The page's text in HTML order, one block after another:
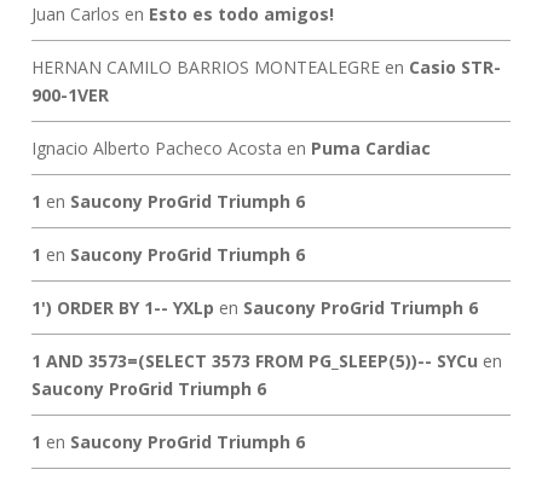
Juan Carlos en Esto es todo amigos!
HERNAN CAMILO BARRIOS MONTEALEGREen Casio STR-
900-1VER
Ignacio Alberto Pacheco Acosta en Puma Cardiac
1 en Saucony ProGrid Triumph 6
1 en Saucony ProGrid Triumph 6
1') ORDER BY 1-- YXLp en Saucony ProGrid Triumph 6
1 AND 3573=(SELECT 3573 FROM PG_SLEEP(5))-- SYCu en
Saucony ProGrid Triumph 6
1 en Saucony ProGrid Triumph 6